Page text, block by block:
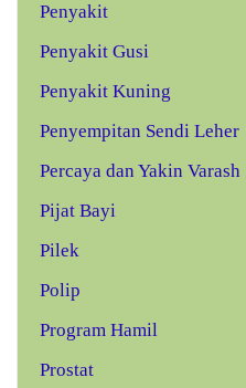
Penyakit
Penyakit Gusi
Penyakit Kuning
Penyempitan Sendi Leher
Percaya dan Yakin Varash
Pijat Bayi
Pilek
Polip
Program Hamil
Prostat